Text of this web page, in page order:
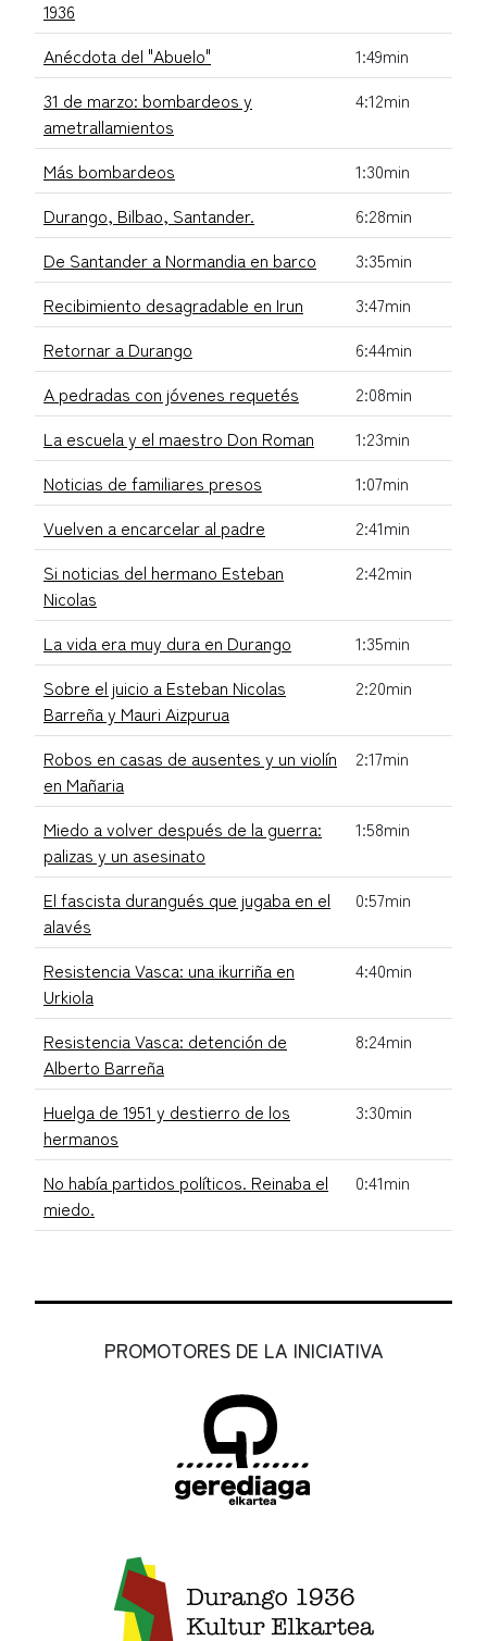
1936
Anécdota del "Abuelo"
1:49min
31 de marzo: bombardeos y
ametrallamientos
4:12min
Más bombardeos
1:30min
Durango, Bilbao, Santander.
6:28min
De Santander a Normandia en barco
3:35min
Recibimiento desagradable en Irun
3:47min
Retornar a Durango
6:44min
A pedradas con jóvenes requetés
2:08min
La escuela y el maestro Don Roman
1:23min
Noticias de familiares presos
1:07min
Vuelven a encarcelar al padre
2:41min
Si noticias del hermano Esteban
Nicolas
2:42min
La vida era muy dura en Durango
1:35min
Sobre el juicio a Esteban Nicolas
Barreña y Mauri Aizpurua
2:20min
Robos en casas de ausentes y un violín
en Mañaria
2:17min
Miedo a volver después de la guerra:
palizas y un asesinato
1:58min
El fascista durangués que jugaba en el
alavés
0:57min
Resistencia Vasca: una ikurriña en
Urkiola
4:40min
Resistencia Vasca: detención de
Alberto Barreña
8:24min
Huelga de 1951 y destierro de los
hermanos
3:30min
No había partidos políticos. Reinaba el
miedo.
0:41min
PROMOTORES DE LA INICIATIVA